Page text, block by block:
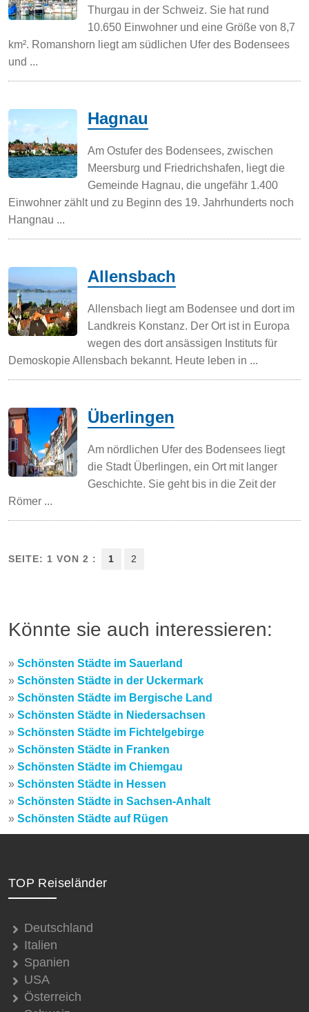
Thurgau in der Schweiz. Sie hat rund
10.650 Einwohner und eine Größe von 8,7
km². Romanshorn liegt am südlichen Ufer des Bodensees
und ...
Hagnau
Am Ostufer des Bodensees, zwischen
Meersburg und Friedrichshafen, liegt die
Gemeinde Hagnau, die ungefähr 1.400
Einwohner zählt und zu Beginn des 19. Jahrhunderts noch
Hangnau ...
Allensbach
Allensbach liegt am Bodensee und dort im
Landkreis Konstanz. Der Ort ist in Europa
wegen des dort ansässigen Instituts für
Demoskopie Allensbach bekannt. Heute leben in ...
Überlingen
Am nördlichen Ufer des Bodensees liegt
die Stadt Überlingen, ein Ort mit langer
Geschichte. Sie geht bis in die Zeit der
Römer ...
SEITE: 1 VON 2 : 1 2
Könnte sie auch interessieren:
» Schönsten Städte im Sauerland
» Schönsten Städte in der Uckermark
» Schönsten Städte im Bergische Land
» Schönsten Städte in Niedersachsen
» Schönsten Städte im Fichtelgebirge
» Schönsten Städte in Franken
» Schönsten Städte im Chiemgau
» Schönsten Städte in Hessen
» Schönsten Städte in Sachsen-Anhalt
» Schönsten Städte auf Rügen
TOP Reiseländer
Deutschland
Italien
Spanien
USA
Österreich